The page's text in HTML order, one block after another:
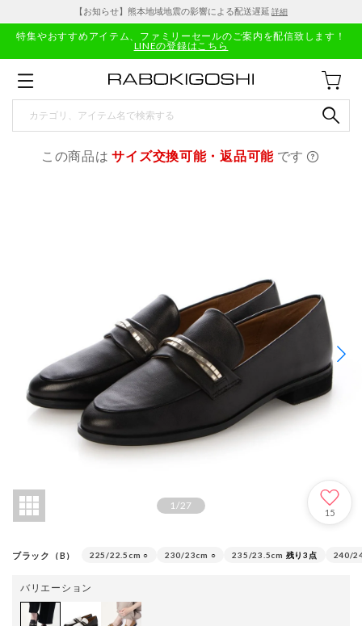
【お知らせ】熊本地域地震の影響による配送遅延 詳細
特集やおすすめアイテム、ファミリーセールのご案内を配信致します！
LINEの登録はこちら
この商品はサイズ交換可能・返品可能 です
1/27
15
ブラック（B） 225/22.5cm ○ 230/23cm ○ 235/23.5cm 残り3点 240/
バリエーション